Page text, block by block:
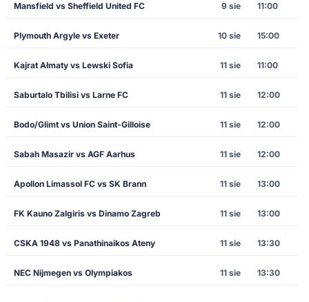
Mansfield vs Sheffield United FC 9 sie 11:00
Plymouth Argyle vs Exeter 10 sie 15:00
Kajrat Ałmaty vs Lewski Sofia 11 sie 11:00
Saburtalo Tbilisi vs Larne FC 11 sie 12:00
Bodo/Glimt vs Union Saint-Gilloise 11 sie 12:00
Sabah Masazir vs AGF Aarhus 11 sie 12:00
Apollon Limassol FC vs SK Brann 11 sie 13:00
FK Kauno Zalgiris vs Dinamo Zagreb 11 sie 13:00
CSKA 1948 vs Panathinaikos Ateny 11 sie 13:30
NEC Nijmegen vs Olympiakos 11 sie 13:30